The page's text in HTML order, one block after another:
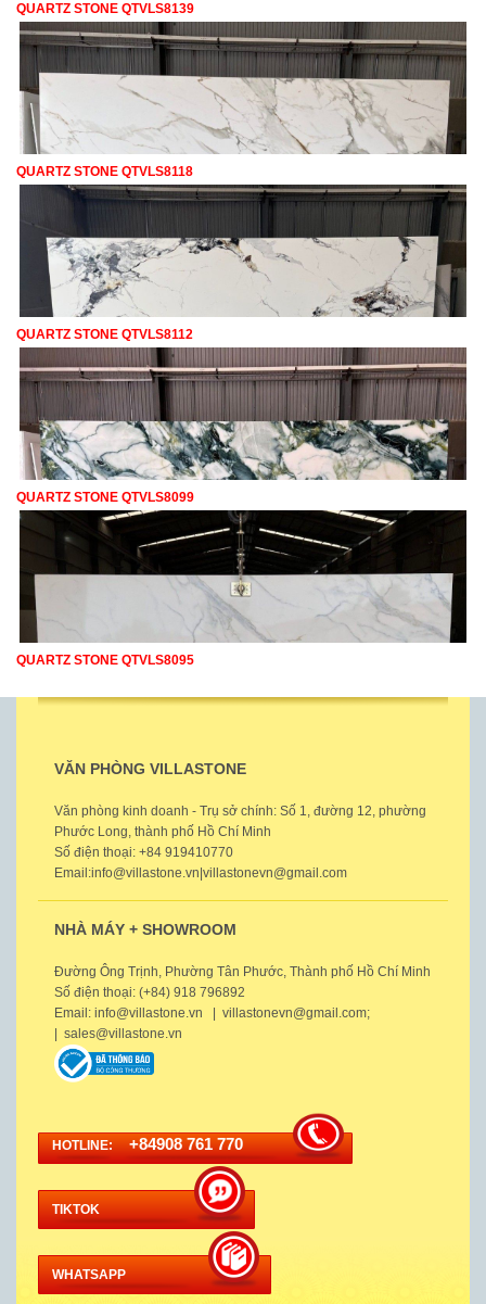
QUARTZ STONE QTVLS8139
QUARTZ STONE QTVLS8118
QUARTZ STONE QTVLS8112
QUARTZ STONE QTVLS8099
QUARTZ STONE QTVLS8095
VĂN PHÒNG VILLASTONE
Văn phòng kinh doanh - Trụ sở chính: Số 1, đường 12, phường
Phước Long, thành phố Hồ Chí Minh
Số điện thoại: +84 919410770
Email:info@villastone.vn|villastonevn@gmail.com
NHÀ MÁY + SHOWROOM
Đường Ông Trịnh, Phường Tân Phước, Thành phố Hồ Chí Minh
Số điện thoại: (+84) 918 796892
Email: info@villastone.vn | villastonevn@gmail.com;
| sales@villastone.vn
HOTLINE:+84908 761 770
TIKTOK
WHATSAPP